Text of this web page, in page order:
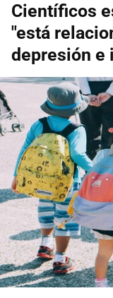
Científicos
"está
depresión e